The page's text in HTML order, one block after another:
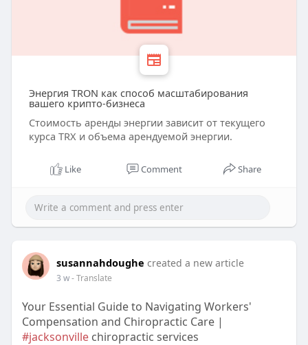
Энергия TRON как способ масштабирования
вашего крипто-бизнеса
Стоимость аренды энергии зависит от текущего
курса TRX и объема арендуемой энергии.
Like Comment Share
susannahdoughe created a new article
3 w- Translate
Your Essential Guide to Navigating Workers'
Compensation and Chiropractic Care |
#jacksonvillechiropractic services